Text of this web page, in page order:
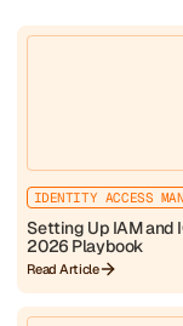
IDENTITY ACCESS
Setting Up IAM and
2026 Playbook
Read Article